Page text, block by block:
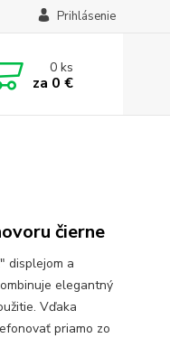
Prihlásenie
0ks
za 0 €
čierne
displejom a
elegantný
Vďaka
priamo zo